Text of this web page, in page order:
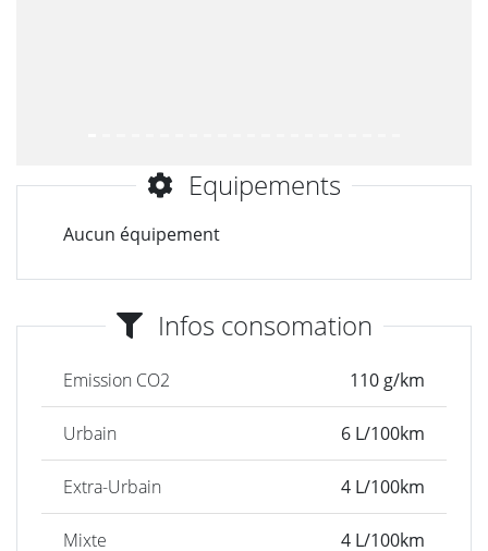
Equipements
Aucun équipement
Infos consomation
Emission CO2 110 g/km
Urbain 6 L/100km
Extra-Urbain 4 L/100km
Mixte 4 L/100km